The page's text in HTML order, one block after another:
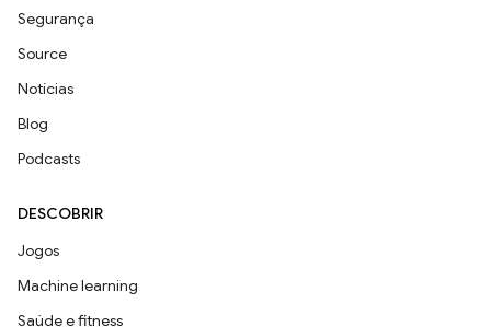
Segurança
Source
Notícias
Blog
Podcasts
DESCOBRIR
Jogos
Machine learning
Saúde e fitness